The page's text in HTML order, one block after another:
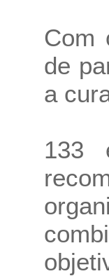
Com
de
a
133